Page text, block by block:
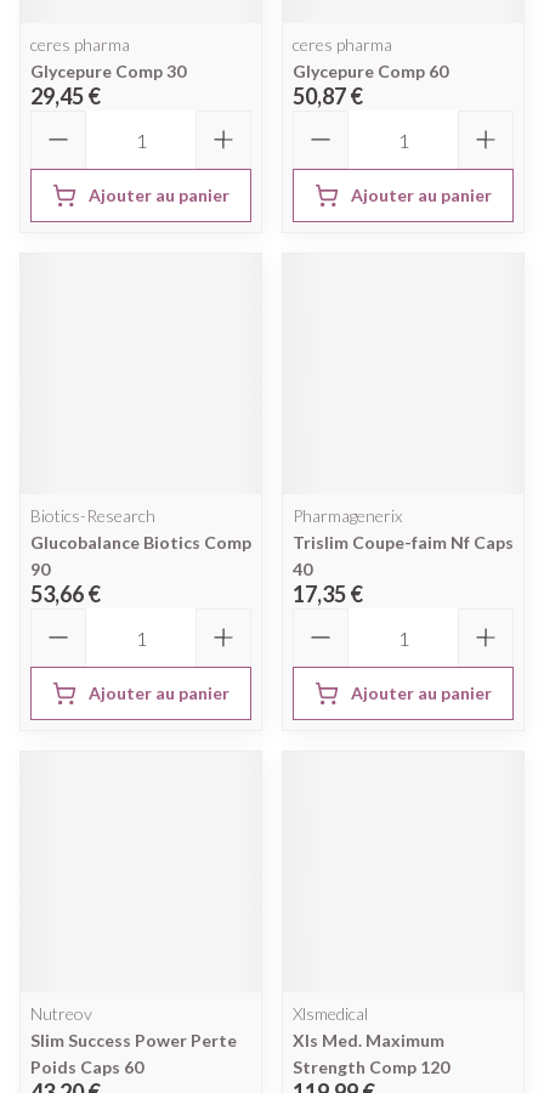
ceres pharma
Glycepure Comp 30
29,45 €
Ajouter au panier
ceres pharma
Glycepure Comp 60
50,87 €
Ajouter au panier
Biotics-Research
Glucobalance Biotics Comp
90
53,66 €
Ajouter au panier
Pharmagenerix
Trislim Coupe-faim Nf Caps
40
17,35 €
Ajouter au panier
Nutreov
Slim Success Power Perte
Poids Caps 60
Xlsmedical
Xls Med. Maximum
Strength Comp 120